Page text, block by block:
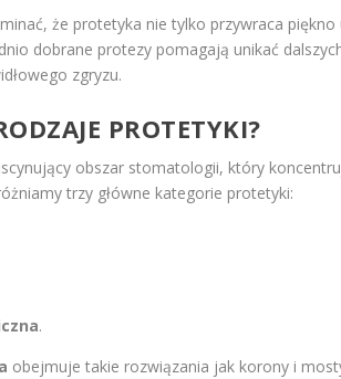
że protetyka nie tylko przywraca
dobrane protezy pomagają unikać
zgryzu.
PROTETYKI?
obszar stomatologii, który
trzy główne kategorie protetyki:
.
obejmuje takie rozwiązania jak korony i